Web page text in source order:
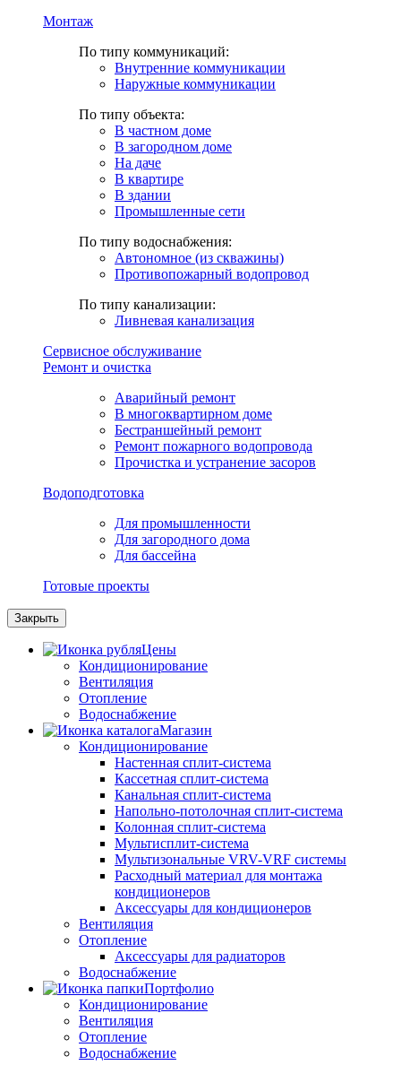
Монтаж
По типу коммуникаций:
Внутренние коммуникации
Наружные коммуникации
По типу объекта:
В частном доме
В загородном доме
На даче
В квартире
В здании
Промышленные сети
По типу водоснабжения:
Автономное (из скважины)
Противопожарный водопровод
По типу канализации:
Ливневая канализация
Сервисное обслуживание
Ремонт и очистка
Аварийный ремонт
В многоквартирном доме
Бестраншейный ремонт
Ремонт пожарного водопровода
Прочистка и устранение засоров
Водоподготовка
Для промышленности
Для загородного дома
Для бассейна
Готовые проекты
Закрыть
Цены
Кондиционирование
Вентиляция
Отопление
Водоснабжение
Магазин
Кондиционирование
Настенная сплит-система
Кассетная сплит-система
Канальная сплит-система
Напольно-потолочная сплит-система
Колонная сплит-система
Мультисплит-система
Мультизональные VRV-VRF системы
Расходный материал для монтажа
кондиционеров
Аксессуары для кондиционеров
Вентиляция
Отопление
Аксессуары для радиаторов
Водоснабжение
Портфолио
Кондиционирование
Вентиляция
Отопление
Водоснабжение